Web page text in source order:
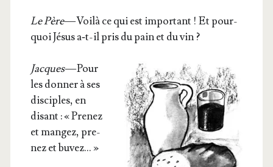
Le Père— Voi­là ce qui est impor­tant ! Et pour­
quoi Jésus a‑t-il pris du pain et du vin ?
Jacques— Pour
les don­ner à ses
dis­ciples, en
disant : « Pre­nez
et man­gez, pre­
nez et buvez… »